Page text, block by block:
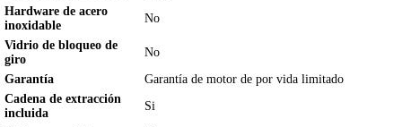
Hardware de acero
inoxidable
No
Vidrio de bloqueo de
giro
No
Garantía
Garantía de motor de por vida limitado
Cadena de extracción
incluida
Si